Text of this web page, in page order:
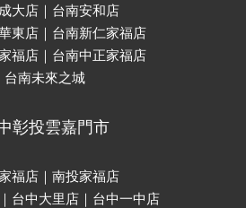
大店｜台南安和店
東店｜台南新仁家福店
福店｜台南中正家福店
台南未來之城
彰投雲嘉門市
福店｜南投家福店
台中大里店｜台中一中店